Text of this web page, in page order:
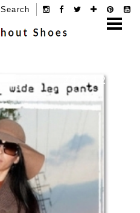
Search
24.2.12